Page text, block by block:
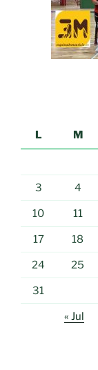
L
M
3 4
10 11
17 18
24 25
31
« Jul